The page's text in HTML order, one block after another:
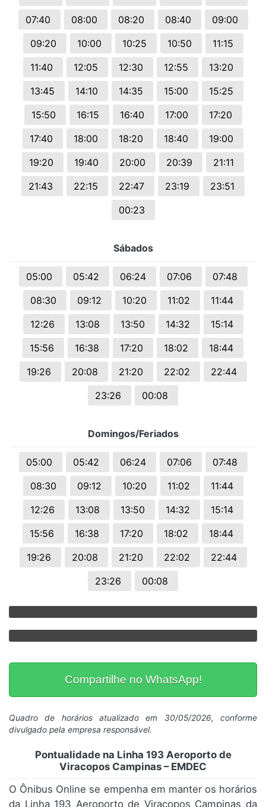
07:40
08:00 08:20 08:40
09:00
09:20
10:00 10:25 10:50
11:15
11:40
12:05 12:30 12:55
13:20
13:45
14:10 14:35 15:00
15:25
15:50
16:15 16:40 17:00
17:20
17:40
18:00 18:20 18:40
19:00
19:20
19:40 20:00 20:39
21:11
21:43
22:15 22:47 23:19
23:51
00:23
Sábados
05:00 05:42 06:24 07:06
07:48
08:30
09:12 10:20 11:02
11:44
12:26
13:08 13:50 14:32
15:14
15:56
16:38 17:20 18:02
18:44
19:26
20:08 21:20 22:02
22:44
23:26
00:08
Domingos/Feriados
05:00 05:42 06:24 07:06
07:48
08:30
09:12 10:20 11:02
11:44
12:26
13:08 13:50 14:32
15:14
15:56
16:38 17:20 18:02
18:44
19:26
20:08 21:20 22:02
22:44
23:26
00:08
Compartilhe no WhatsApp!
Quadro de horários atualizado em 30/05/2026, conforme
divulgado pela empresa responsável.
Pontualidade na Linha 193 Aeroporto de
Viracopos Campinas – EMDEC
O Ônibus Online se empenha em manter os horários
da Linha 193 Aeroporto de Viracopos Campinas da